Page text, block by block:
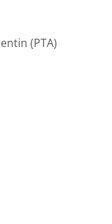
(PTA)